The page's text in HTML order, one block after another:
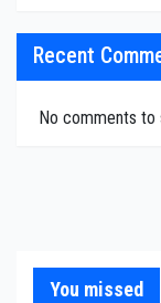
Recent
No comments to
You missed